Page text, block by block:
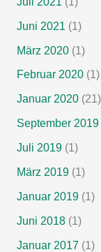
Juni 2021 (1)
März 2020(1)
Februar 2020(1)
Januar 2020(21)
September 2019
Juli 2019(1)
März 2019(1)
Januar 2019(1)
Juni 2018(1)
Januar 2017 (1)